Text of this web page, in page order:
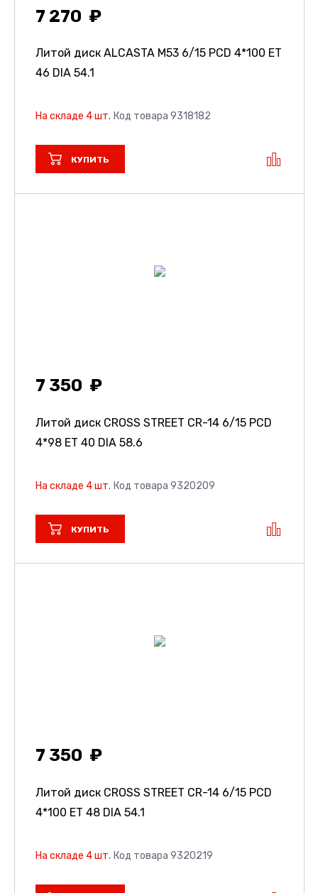
7 270
Литой диск ALCASTA M53 6/15 PCD 4*100 ET
46 DIA 54.1
На складе 4 шт. Код товара 9318182
КУПИТЬ
7 350
Литой диск CROSS STREET CR-14 6/15 PCD
4*98 ET 40 DIA 58.6
На складе 4 шт. Код товара 9320209
КУПИТЬ
7 350
Литой диск CROSS STREET CR-14 6/15 PCD
4*100 ET 48 DIA 54.1
На складе 4 шт. Код товара 9320219